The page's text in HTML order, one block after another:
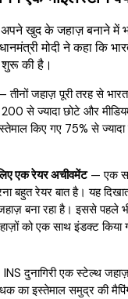
खुद के जहाज़ बनाने में
मोदी ने कहा कि
शुरू की है।
जहाज़ पूरी तरह से
से ज्यादा छोटे और
किए गए 75% से ज्यादा
एक रेयर अचीवमेंट— एक
बहुत रेयर बात है। यह
बना रहा है। इससे पहले
को एक साथ इंडक्ट किया
दुनागिरी एक स्टेल्थ
का इस्तेमाल समुद्र की